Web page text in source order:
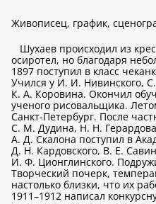
Живописец, график,
Шухаев происходил из
осиротел, но благодаря
1897 поступил в класс
Учился у И. И. Нивинского,
К. А. Коровина. Окончил
ученого рисовальщика.
Санкт-Петербург. После
С. М. Дудина, Н. Н.
А. Д. Скалона поступил в
Д. Н. Кардовского, В. Е.
И. Ф. Ционглинского.
Творческий почерк,
настолько близки, что их
1911–1912 написал